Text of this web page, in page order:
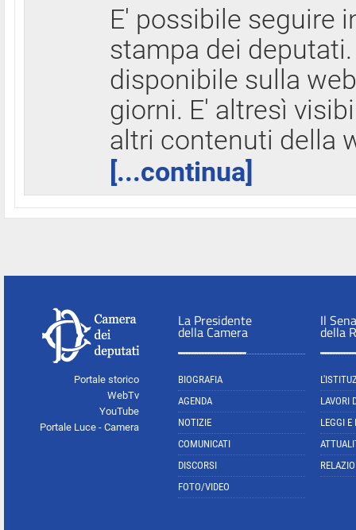
E' possibile seguire
stampa dei
disponibile sulla
giorni. E' altresì
altri contenuti della
[...continua]
Portale storico
WebTv
YouTube
Portale Luce - Camera
La Presidente
della Camera
BIOGRAFIA
AGENDA
NOTIZIE
COMUNICATI
DISCORSI
FOTO/VIDEO
Il
della
LAVORI
LEGGI E